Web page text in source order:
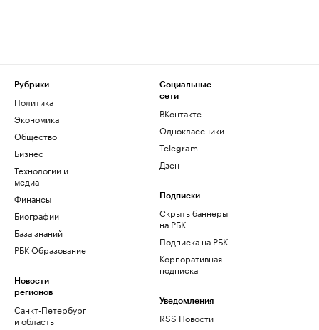
Рубрики
Политика
Экономика
Общество
Бизнес
Технологии и
медиа
Финансы
Биографии
База знаний
РБК Образование
Новости
регионов
Санкт-Петербург
и область
Социальные
сети
ВКонтакте
Одноклассники
Telegram
Дзен
Подписки
Скрыть баннеры
на РБК
Подписка на РБК
Корпоративная
подписка
Уведомления
RSS Новости